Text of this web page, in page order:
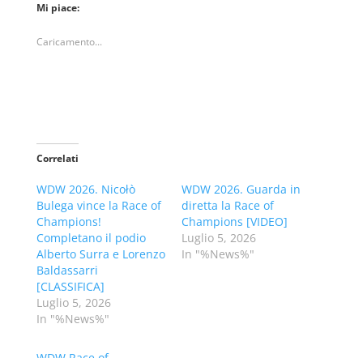
Mi piace:
Caricamento...
Correlati
WDW 2026. Nicołò
Bulega vince la Race of
Champions!
Completano il podio
Alberto Surra e Lorenzo
Baldassarri
[CLASSIFICA]
Luglio 5, 2026
In "%News%"
WDW 2026. Guarda in
diretta la Race of
Champions [VIDEO]
Luglio 5, 2026
In "%News%"